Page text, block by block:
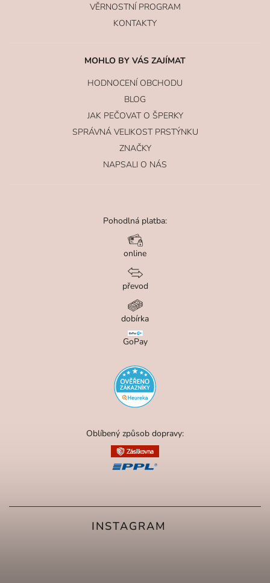
VĚRNOSTNÍ PROGRAM
KONTAKTY
INSTAGRAM
MOHLO BY VÁS ZAJÍMAT
HODNOCENÍ OBCHODU
BLOG
JAK PEČOVAT O ŠPERKY
SPRÁVNÁ VELIKOST PRSTÝNKU
ZNAČKY
NAPSALI O NÁS
Pohodlná platba:
online
převod
dobírka
GoPay
Oblíbený způsob dopravy: